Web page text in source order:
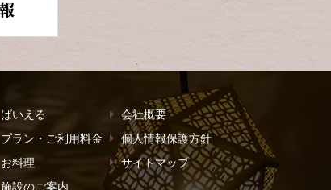
ばいえる
プラン・ご利用料金
お料理
施設のご案内
会社概要
個人情報保護方針
サイトマップ